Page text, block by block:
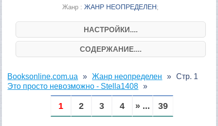
Жанр :ЖАНР НЕОПРЕДЕЛЕН;
НАСТРОЙКИ....
СОДЕРЖАНИЕ....
Booksonline.com.ua
Жанр неопределен
Это просто невозможно - Stella1408
Стр. 1
1 2 3 4 » ... 39